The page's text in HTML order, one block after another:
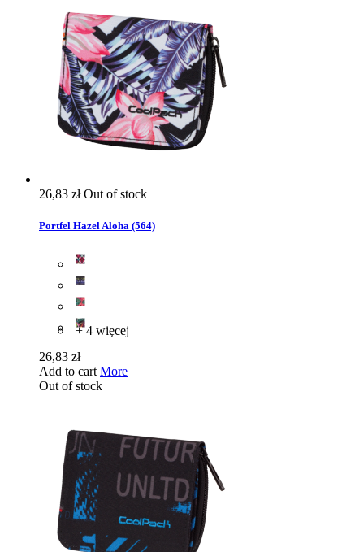
26,83 złOut of stock
Portfel Hazel Aloha (564)
+ 4 więcej
26,83 zł
Add to cart More
Out of stock